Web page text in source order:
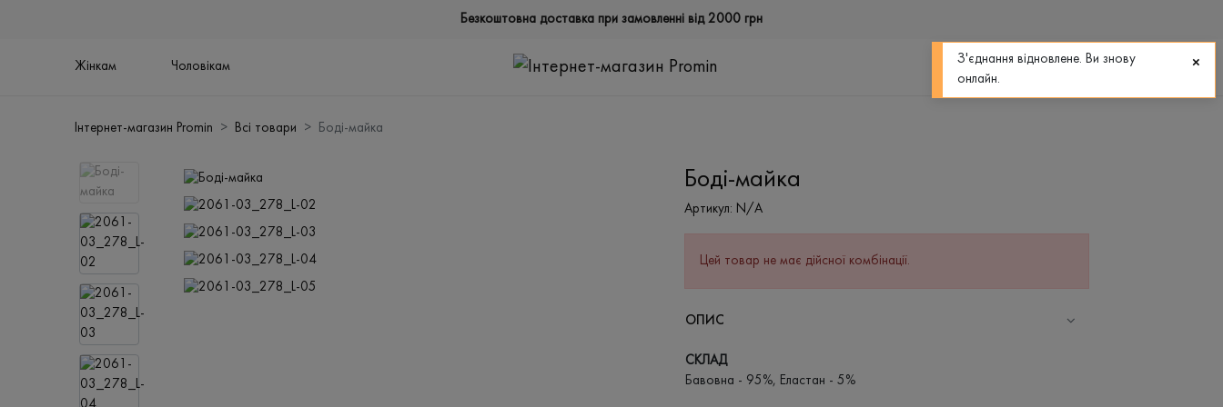
Безкоштовна доставка при замовленні від 2000 грн
Жінкам Чоловікам
0
Інтернет-магазин Promin Всі товари Боді-майка
Боді-майка
Артикул: N/A
Цей товар не має дійсної комбінації.
ОПИС
СКЛАД
Бавовна - 95%, Еластан - 5%
З'єднання відновлене. Ви знову
онлайн.